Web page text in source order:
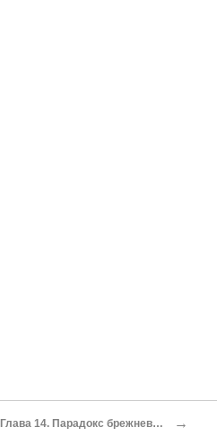
Глава 14. Парадокс брежневского времени →